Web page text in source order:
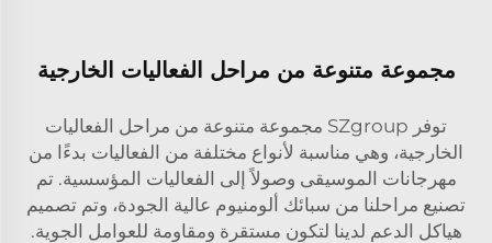
مجموعة متنوعة من مراحل الفعاليات الخارجية
توفر SZgroup مجموعة متنوعة من مراحل الفعاليات
الخارجية، وهي مناسبة لأنواع مختلفة من الفعاليات بدءًا من
مهرجانات الموسيقى وصولاً إلى الفعاليات المؤسسية. تم
تصنيع مراحلنا من سبائك ألومنيوم عالية الجودة، وتم تصميم
هياكل الدعم لدينا لتكون مستقرة ومقاومة للعوامل الجوية.